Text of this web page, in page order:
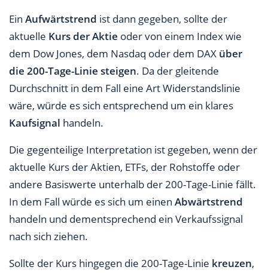
Ein Aufwärtstrend ist dann gegeben, sollte der
aktuelle Kurs der Aktie oder von einem Index wie
dem Dow Jones, dem Nasdaq oder dem DAX über
die 200-Tage-Linie steigen. Da der gleitende
Durchschnitt in dem Fall eine Art Widerstandslinie
wäre, würde es sich entsprechend um ein klares
Kaufsignal handeln.
Die gegenteilige Interpretation ist gegeben, wenn der
aktuelle Kurs der Aktien, ETFs, der Rohstoffe oder
andere Basiswerte unterhalb der 200-Tage-Linie fällt.
In dem Fall würde es sich um einen Abwärtstrend
handeln und dementsprechend ein Verkaufssignal
nach sich ziehen.
Sollte der Kurs hingegen die 200-Tage-Linie kreuzen,